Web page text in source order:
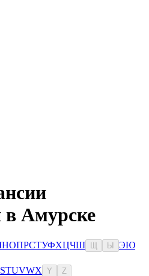
в Амурске
НОПРСТУФХЦЧШ Ы ЭЮ
STUVWX Y Z